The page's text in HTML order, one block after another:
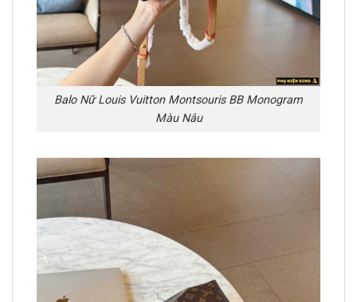
Balo Nữ Louis Vuitton Montsouris BB Monogram
Màu Nâu